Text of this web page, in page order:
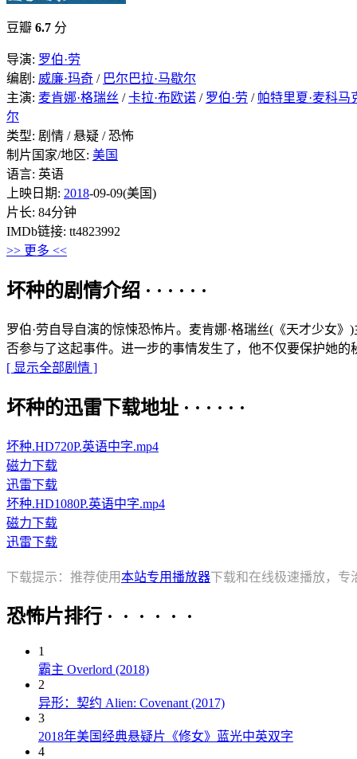
豆瓣 6.7 分
导演: 罗伯·劳
编剧: 威廉·玛奇 / 巴尔巴拉·马歇尔
主演: 麦肯娜·格瑞丝 /卡拉·布欧诺 / 罗伯·劳 / 帕特里夏·麦科马
尔
类型: 剧情 / 悬疑 / 恐怖
制片国家/地区: 美国
语言: 英语
上映日期: 2018-09-09(美国)
片长: 84分钟
IMDb链接: tt4823992
>> 更多 <<
坏种的剧情介绍 · · · · · ·
罗伯·劳自导自演的惊悚恐怖片。麦肯娜·格瑞丝(《天才少女
否参与了这起事件。进一步的事情发生了，他不仅要保护她
[ 显示全部剧情 ]
坏种的迅雷下载地址 · · · · · ·
坏种.HD720P.英语中字.mp4
磁力下载
迅雷下载
坏种.HD1080P.英语中字.mp4
磁力下载
迅雷下载
下载提示：推荐使用本站专用播放器下载和在线极速播放，专
恐怖片排行 · · · · · ·
1
霸主 Overlord (2018)
2
异形：契约 Alien: Covenant (2017)
3
2018年美国经典悬疑片《修女》蓝光中英双字
4